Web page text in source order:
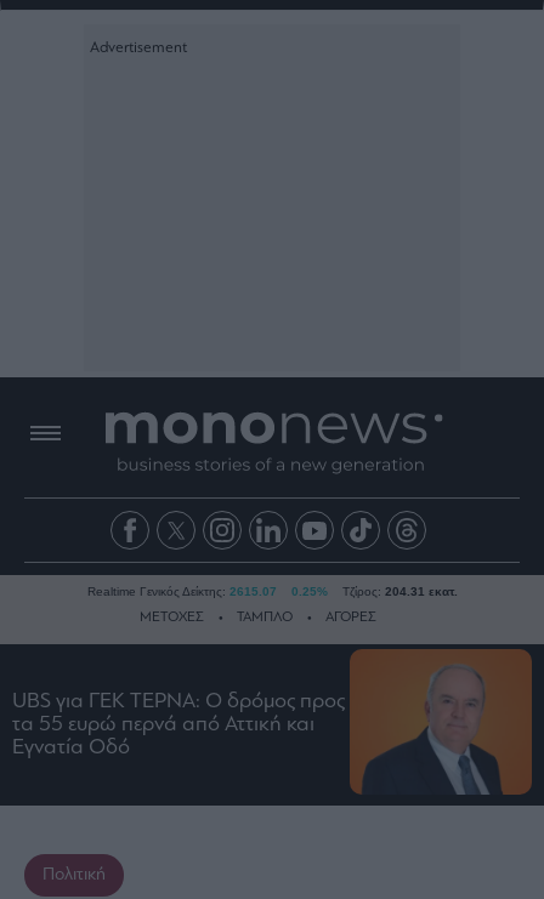
Ειδήσεις
Οικονομία
Ναυτιλία
Real
Realtime Γενικός Δείκτης: 2615.07 0.25% Τζίρος: 204.31 εκατ.
ΜΕΤΟΧΕΣ ΤΑΜΠΛΟ ΑΓΟΡΕΣ
UBS για ΓΕΚ ΤΕΡΝΑ: Ο δρόμος προς
τα 55 ευρώ περνά από Αττική και
Εγνατία Οδό
Πολιτική